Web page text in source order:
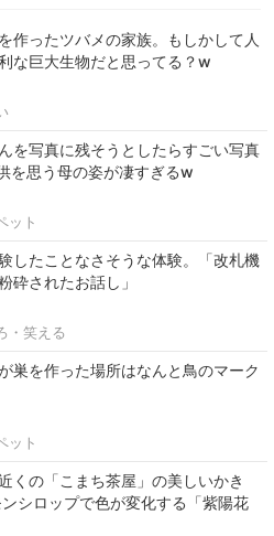
作ったツバメの家族。もしかして人
な巨大生物だと思ってる？w
を写真に残そうとしたらすごい写真
を思う母の姿が凄すぎるw
ット
したことなさそうな体験。「改札機
砕されたお話し」
・笑える
巣を作った場所はなんと鳥のマーク
ット
くの「こまち茶屋」の美しいかき
シロップで色が変化する「紫陽花